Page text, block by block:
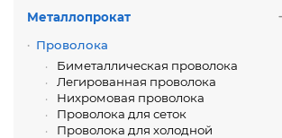
Металлопрокат
Проволока
Биметаллическая проволока
Легированная проволока
Нихромовая проволока
Проволока для сеток
Проволока для холодной